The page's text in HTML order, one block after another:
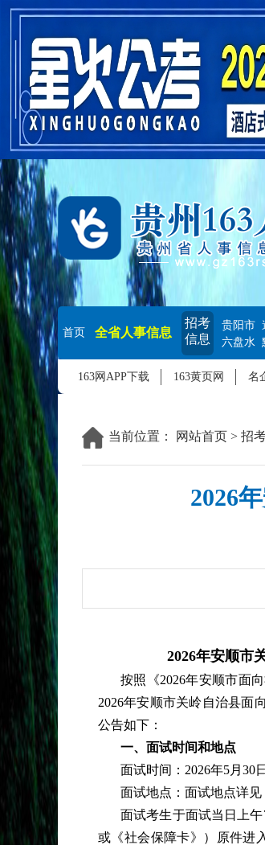
首页 全省人事信息
招考
信息
贵阳市
六盘水
163网APP下载 163黄页网 名
当前位置： 网站首页 > 招
2026
2026年安顺市
按照《2026年安顺市面
2026年安顺市关岭自治县面
公告如下：
一、面试时间和地点
面试时间： 2026年5月30
面试地点：面试地点详见
面试考生于面试当日上午
或《社会保障卡》）原件进